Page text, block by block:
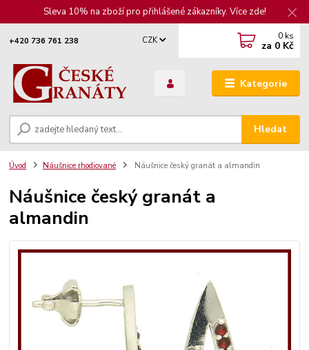
Sleva 10% na zboží pro přihlášené zákazníky. Více zde!
Kategorie
CZK
Hledat
+420 736 761 238 0 ks
za 0 Kč
Úvod Náušnice rhodiované Náušnice český granát a almandin
Náušnice český granát a
almandin